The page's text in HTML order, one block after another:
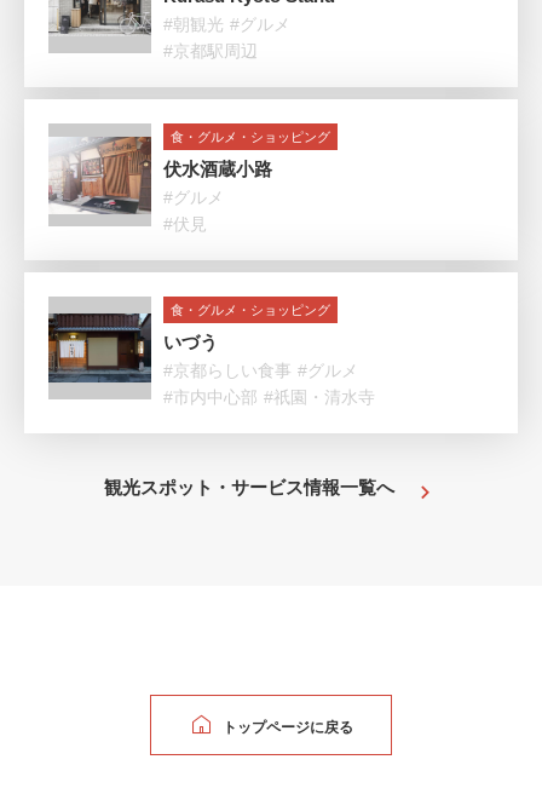
#朝観光 #グルメ
#京都駅周辺
食・グルメ・ショッピング
伏水酒蔵小路
#グルメ
#伏見
食・グルメ・ショッピング
いづう
#京都らしい食事 #グルメ
#市内中心部 #祇園・清水寺
観光スポット・サービス情報一覧へ
トップページに戻る